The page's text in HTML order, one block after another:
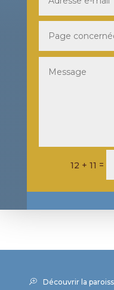
12 + 11 =
Découvrir la